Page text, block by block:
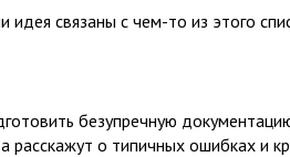
идея связаны с чем-то из этого
безупречную
о типичных ошибках и